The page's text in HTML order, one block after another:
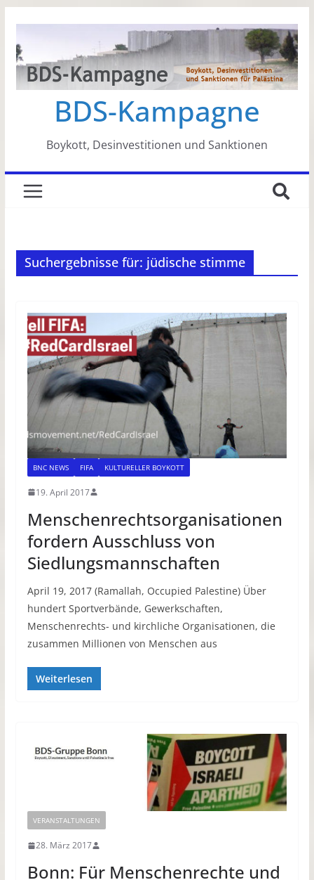
springen
BDS-Kampagne
Boykott, Desinvestitionen und Sanktionen
Suchergebnisse für: jüdische stimme
BNC NEWS FIFA KULTURELLER BOYKOTT
19. April 2017
Menschenrechtsorganisationen
fordern Ausschluss von
Siedlungsmannschaften
April 19, 2017 (Ramallah, Occupied Palestine) Über
hundert Sportverbände, Gewerkschaften,
Menschenrechts- und kirchliche Organisationen, die
zusammen Millionen von Menschen aus
Weiterlesen
VERANSTALTUNGEN
28. März 2017
Bonn: Für Menschenrechte und